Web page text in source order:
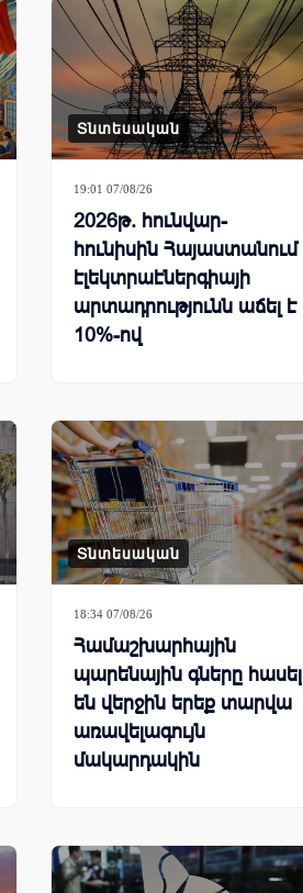
Տնտեսական
19:01 07/08/26
2026թ. հունվար-
հունիսին Հայաստանում
էլեկտրաէներգիայի
արտադրությունն աճել է
10%-ով
Տնտեսական
18:34 07/08/26
Համաշխարհային
պարենային գները հասել
են վերջին երեք տարվա
առավելագույն
մակարդակին